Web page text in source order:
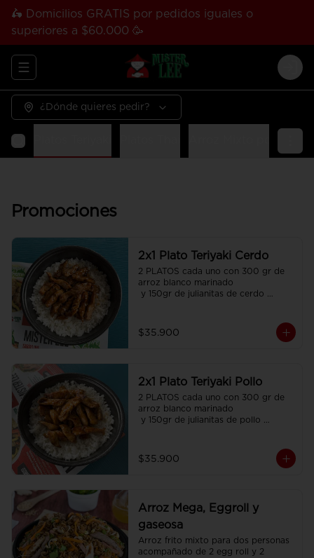
🛵 Domicilios GRATIS por pedidos iguales o
superiores a $60.000 🥳
Abrir menu de navegación
¿Dónde quieres pedir?
Promociones
2x1 Plato Teriyaki Cerdo
2 PLATOS cada uno con 300 gr de
arroz blanco marinado
y 150gr de julianitas de cerdo
$35.900
2x1 Plato Teriyaki Pollo
2 PLATOS cada uno con 300 gr de
arroz blanco marinado
y 150gr de julianitas de pollo
$35.900
Arroz Mega, Eggroll y
gaseosa
Arroz frito mixto para dos personas
acompañado de 2 egg roll y 2